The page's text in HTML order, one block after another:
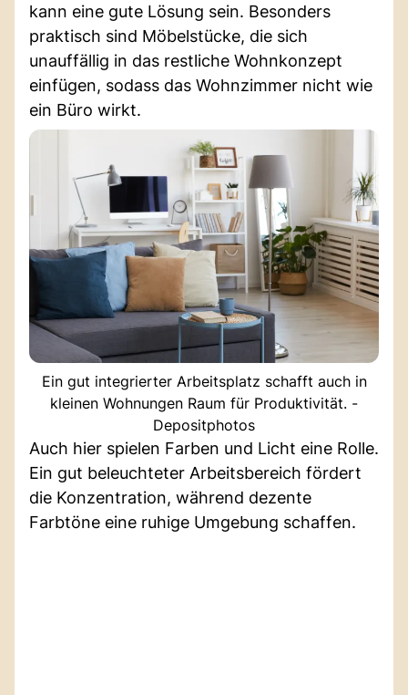
kann eine gute Lösung sein. Besonders
praktisch sind Möbelstücke, die sich
unauffällig in das restliche Wohnkonzept
einfügen, sodass das Wohnzimmer nicht wie
ein Büro wirkt.
Ein gut integrierter Arbeitsplatz schafft auch in
kleinen Wohnungen Raum für Produktivität. -
Depositphotos
Auch hier spielen Farben und Licht eine Rolle.
Ein gut beleuchteter Arbeitsbereich fördert
die Konzentration, während dezente
Farbtöne eine ruhige Umgebung schaffen.